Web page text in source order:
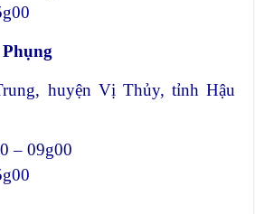
huyện Vị Thủy, tỉnh Hậu
– 09g00